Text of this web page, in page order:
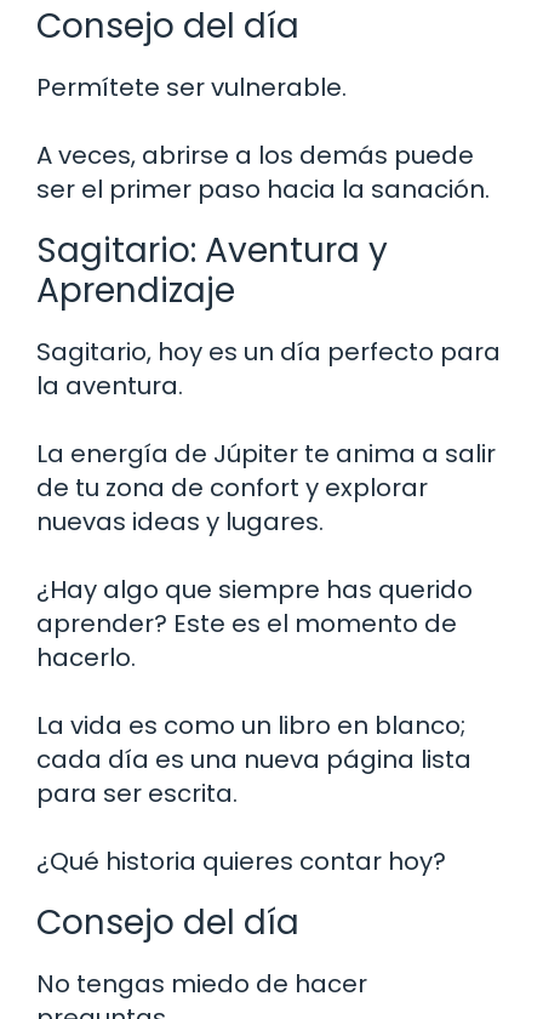
Consejo del día
Permítete ser vulnerable.
A veces, abrirse a los demás puede
ser el primer paso hacia la sanación.
Sagitario: Aventura y
Aprendizaje
Sagitario, hoy es un día perfecto para
la aventura.
La energía de Júpiter te anima a salir
de tu zona de confort y explorar
nuevas ideas y lugares.
¿Hay algo que siempre has querido
aprender? Este es el momento de
hacerlo.
La vida es como un libro en blanco;
cada día es una nueva página lista
para ser escrita.
¿Qué historia quieres contar hoy?
Consejo del día
No tengas miedo de hacer